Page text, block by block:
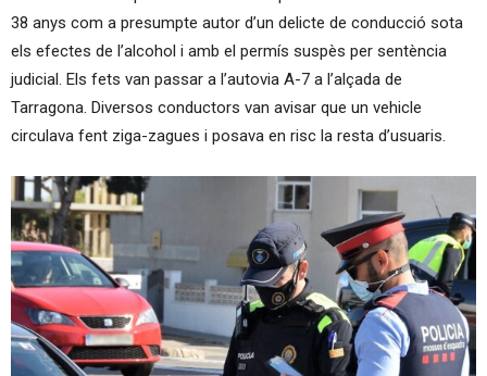
38 anys com a presumpte autor d’un delicte de conducció sota
els efectes de l’alcohol i amb el permís suspès per sentència
judicial. Els fets van passar a l’autovia A-7 a l’alçada de
Tarragona. Diversos conductors van avisar que un vehicle
circulava fent ziga-zagues i posava en risc la resta d’usuaris.